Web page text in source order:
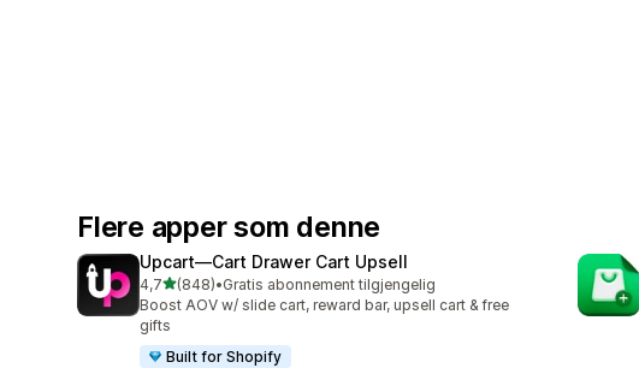
Flere apper som denne
Upcart—Cart Drawer Cart Upsell
4,7av 5 stjerner
(848)
Totalt 848 omtaler
•Gratis abonnement tilgjengelig
Boost AOV w/ slide cart, reward bar, upsell cart & free
gifts
Built for Shopify